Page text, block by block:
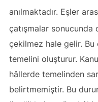
anılmaktadır. Eşler
çatışmalar
çekilmez hale gelir.
temelini oluşturur.
hâllerde temelinden
belirtmemiştir. Bu